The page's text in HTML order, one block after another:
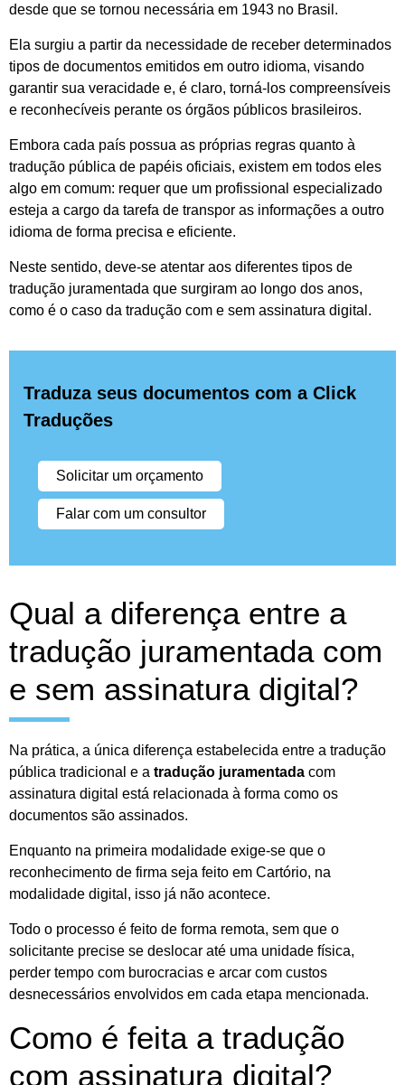
desde que se tornou necessária em 1943 no Brasil.
Ela surgiu a partir da necessidade de receber determinados
tipos de documentos emitidos em outro idioma, visando
garantir sua veracidade e, é claro, torná-los compreensíveis
e reconhecíveis perante os órgãos públicos brasileiros.
Embora cada país possua as próprias regras quanto à
tradução pública de papéis oficiais, existem em todos eles
algo em comum: requer que um profissional especializado
esteja a cargo da tarefa de transpor as informações a outro
idioma de forma precisa e eficiente.
Neste sentido, deve-se atentar aos diferentes tipos de
tradução juramentada que surgiram ao longo dos anos,
como é o caso da tradução com e sem assinatura digital.
Traduza seus documentos com a Click
Traduções
Solicitar um orçamento
Falar com um consultor
Qual a diferença entre a
tradução juramentada com
e sem assinatura digital?
Na prática, a única diferença estabelecida entre a tradução
pública tradicional e a tradução juramentada com
assinatura digital está relacionada à forma como os
documentos são assinados.
Enquanto na primeira modalidade exige-se que o
reconhecimento de firma seja feito em Cartório, na
modalidade digital, isso já não acontece.
Todo o processo é feito de forma remota, sem que o
solicitante precise se deslocar até uma unidade física,
perder tempo com burocracias e arcar com custos
desnecessários envolvidos em cada etapa mencionada.
Como é feita a tradução
com assinatura digital?